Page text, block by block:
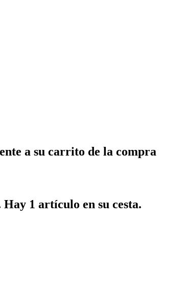
a su carrito de la compra
Hay 1 artículo en su cesta.